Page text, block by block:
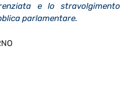
e lo stravolgimento
parlamentare.